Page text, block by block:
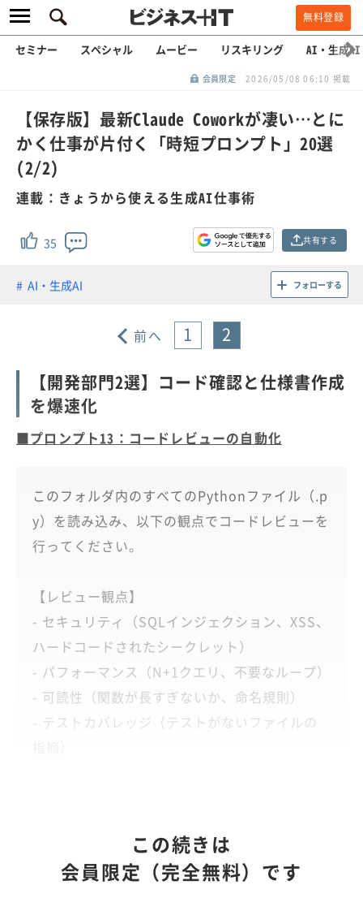
無料登録
セミナー スペシャル ムービー リスキリング AI・生成AI
会員限定 2026/05/08 06:10 掲載
【保存版】最新Claude Coworkが凄い…とに
かく仕事が片付く「時短プロンプト」20選
(2/2)
連載：きょうから使える生成AI仕事術
35 共有する
AI・生成AI フォローする
前へ 1 2
【開発部門2選】コード確認と仕様書作成
を爆速化
■プロンプト13：コードレビューの自動化
このフォルダ内のすべてのPythonファイル（.p
y）を読み込み、以下の観点でコードレビューを
行ってください。
【レビュー観点】
- セキュリティ（SQLインジェクション、XSS、
ハードコードされたシークレット）
- パフォーマンス（N+1クエリ、不要なループ）
- 可読性（関数が長すぎないか、命名規則）
- テストカバレッジ（テストがないファイルの
この続きは
会員限定（完全無料）です